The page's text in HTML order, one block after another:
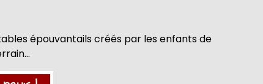
épouvantails créés par les enfants de